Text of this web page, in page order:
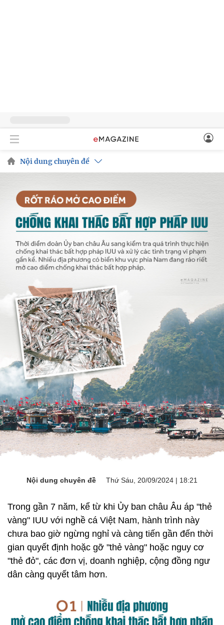
Nội dung chuyên đề
Nội dung chuyên đề Thứ Sáu, 20/09/2024 | 18:21
Trong gần 7 năm, kể từ khi Ủy ban châu Âu áp "thẻ
vàng" IUU với nghề cá Việt Nam, hành trình này
chưa bao giờ ngừng nghỉ và càng tiến gần đến thời
gian quyết định hoặc gỡ "thẻ vàng" hoặc nguy cơ
"thẻ đỏ", các đơn vị, doanh nghiệp, cộng đồng ngư
dân càng quyết tâm hơn.